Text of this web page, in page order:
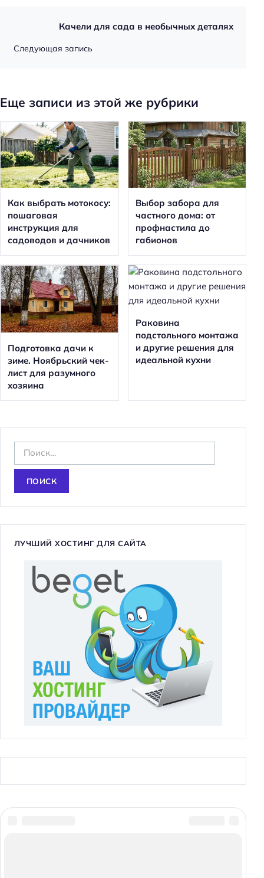
Качели для сада в необычных деталях
Следующая запись
Еще записи из этой же рубрики
Как выбрать мотокосу:
пошаговая
инструкция для
садоводов и дачников
Выбор забора для
частного дома: от
профнастила до
габионов
Подготовка дачи к
зиме. Ноябрьский чек-
лист для разумного
хозяина
Раковина
подстольного монтажа
и другие решения для
идеальной кухни
а
и
ЛУЧШИЙ ХОСТИНГ ДЛЯ САЙТА